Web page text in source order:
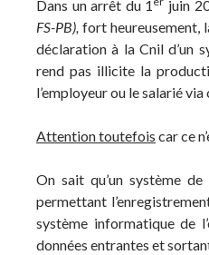
Dans un arrêt du 1 juin
FS-PB), fort heureusement,
déclaration à la Cnil d’un
rend pas illicite la
l’employeur ou le salarié
Attention toutefois car ce
On sait qu’un système
permettant
système informatique de
données entrantes et